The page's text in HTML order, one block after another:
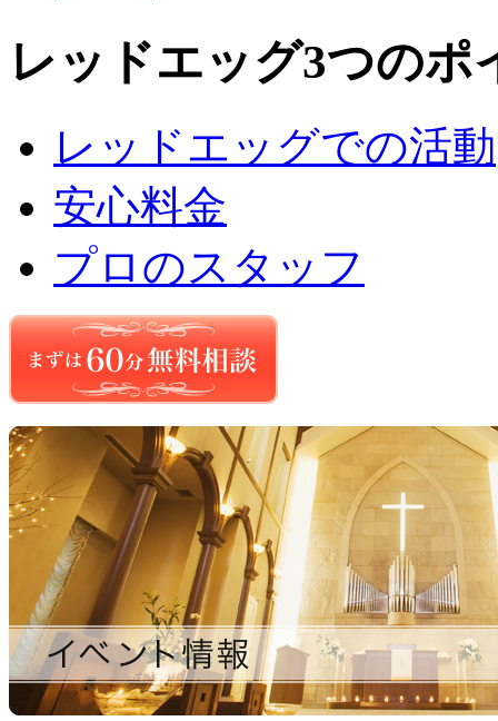
レッドエッグ3つのポ
レッドエッグでの活動
安心料金
プロのスタッフ